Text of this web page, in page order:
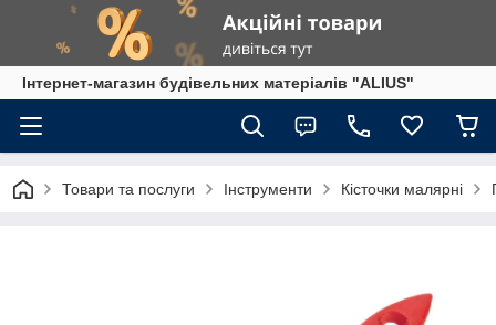
Інтернет-магазин будівельних матеріалів "ALIUS"
Товари та послуги Інструменти Кісточки малярні